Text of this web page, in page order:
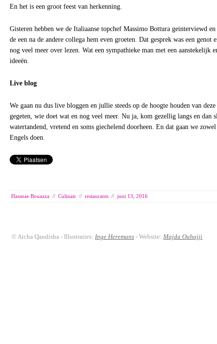
En het is een groot feest van herkenning.
Gisteren hebben we de Italiaanse topchef Massimo Bottura geinterviewd
de een na de andere collega hem even groeten. Dat gesprek was een
nog veel meer over lezen. Wat een sympathieke man met een aanstekelijk
ideeën.
Live blog
We gaan nu dus live bloggen en jullie steeds op de hoogte houden van
gegeten, wie doet wat en nog veel meer. Nu ja, kom gezellig langs en dan
watertandend, vretend en soms giechelend doorheen. En dat gaan we
Engels doen.
Hassnae Bouazza // Culinair // restaurants // juni 13, 2016
© Aicha Qandisha - Illustraties: Inge Heremans - Website: Majda Ouhajji